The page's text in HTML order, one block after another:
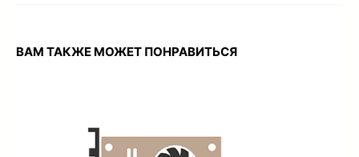
ВАМ ТАКЖЕ МОЖЕТ ПОНРАВИТЬСЯ